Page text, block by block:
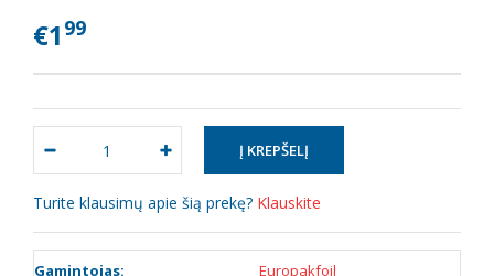
€1 99
Turite klausimų apie šią prekę? Klauskite
Gamintojas: Europakfoil